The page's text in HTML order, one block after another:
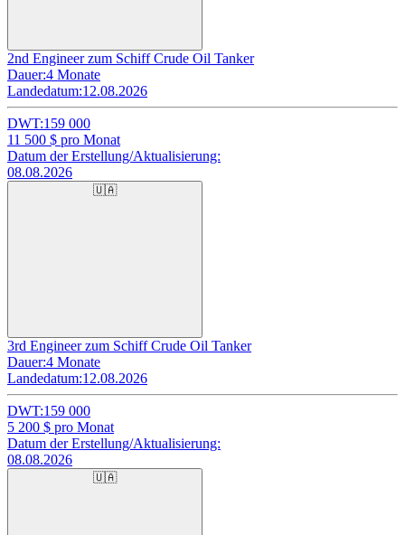
2nd Engineer zum Schiff Crude Oil Tanker
Dauer:4 Monate
Landedatum:12.08.2026
DWT:159 000
11 500 $ pro Monat
Datum der Erstellung/Aktualisierung:
08.08.2026
🇺🇦
3rd Engineer zum Schiff Crude Oil Tanker
Dauer:4 Monate
Landedatum:12.08.2026
DWT:159 000
5 200 $ pro Monat
Datum der Erstellung/Aktualisierung:
08.08.2026
🇺🇦